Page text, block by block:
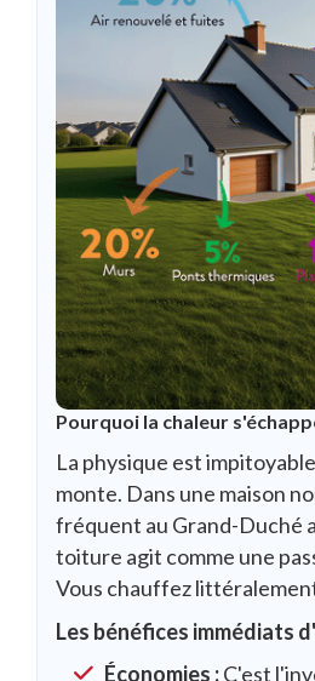
Pourquoi la chaleur
La physique est
monte. Dans une maison
fréquent au Grand-Duché
toiture agit comme une
Vous chauffez
Les bénéfices immédiats
Économies :C'est